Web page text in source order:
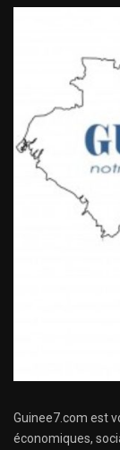
Guinee7.com est
économiques,